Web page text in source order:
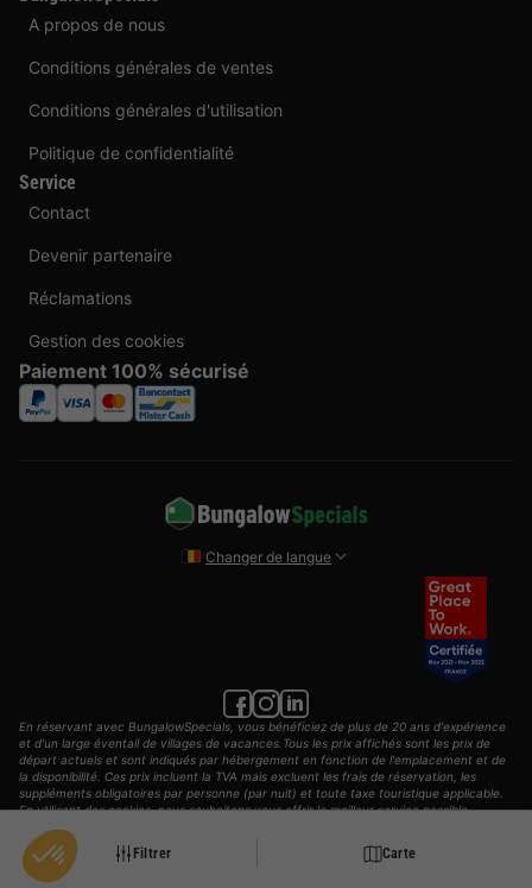
Filtrer Carte
A propos de nous
Conditions générales de ventes
Conditions générales d'utilisation
Politique de confidentialité
Service
Contact
Devenir partenaire
Réclamations
Gestion des cookies
Paiement 100% sécurisé
Changer de langue
En réservant avec BungalowSpecials, vous bénéficiez de plus de 20 ans d'expérience
et d'un large éventail de villages de vacances.Tous les prix affichés sont les prix de
départ actuels et sont indiqués par hébergement en fonction de l'emplacement et de
la disponibilité. Ces prix incluent la TVA mais excluent les frais de réservation, les
suppléments obligatoires par personne (par nuit) et toute taxe touristique applicable.
En utilisant des cookies, nous souhaitons vous offrir le meilleur service possible.
© 2002 - 2025 AddGuests B.V. Tous les droits sont réservés.